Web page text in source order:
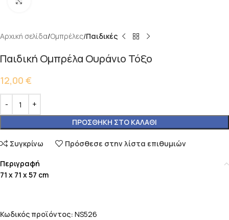
Αρχική σελίδα Ομπρέλες Παιδικές
Παιδική Ομπρέλα Ουράνιο Τόξο
12,00 €
ΠΡΟΣΘΉΚΗ ΣΤΟ ΚΑΛΆΘΙ
Συγκρίνω Πρόσθεσε στην λίστα επιθυμιών
Περιγραφή
71 x 71 x 57 cm
Κωδικός προϊόντος: NS526